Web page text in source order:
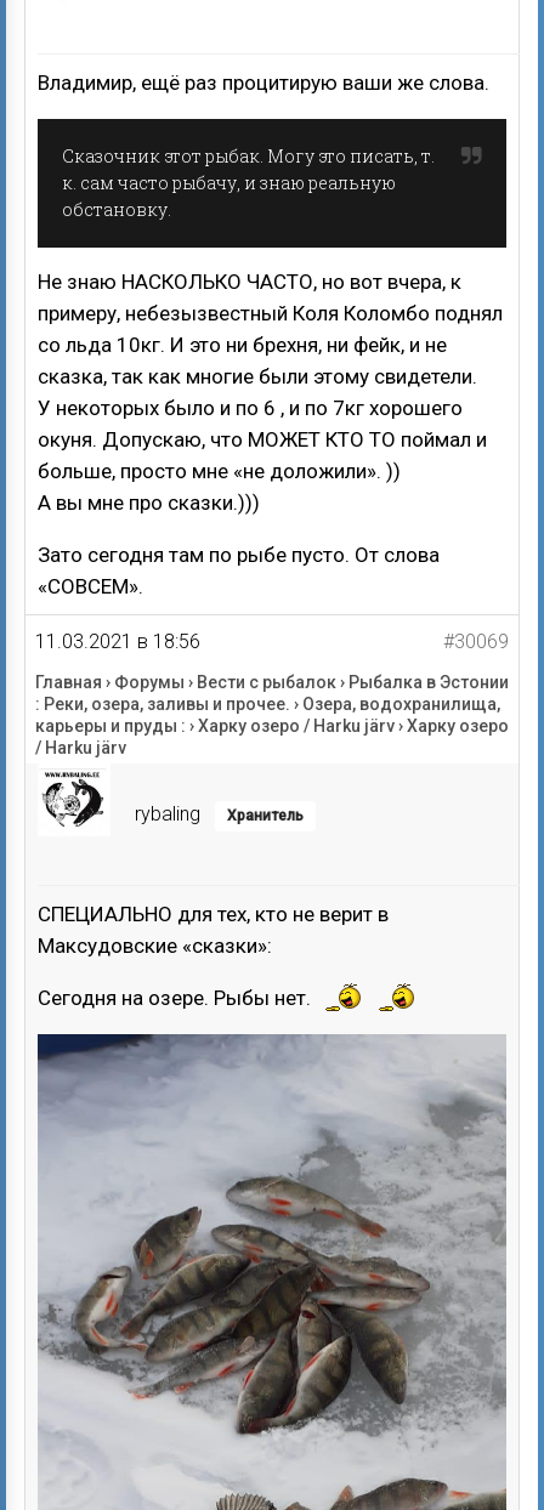
Владимир, ещё раз процитирую ваши же слова.
Сказочник этот рыбак. Могу это писать, т.
к. сам часто рыбачу, и знаю реальную
обстановку.
Не знаю НАСКОЛЬКО ЧАСТО, но вот вчера, к
примеру, небезызвестный Коля Коломбо поднял
со льда 10кг. И это ни брехня, ни фейк, и не
сказка, так как многие были этому свидетели.
У некоторых было и по 6 , и по 7кг хорошего
окуня. Допускаю, что МОЖЕТ КТО ТО поймал и
больше, просто мне «не доложили». ))
А вы мне про сказки.)))
Зато сегодня там по рыбе пусто. От слова
«СОВСЕМ».
11.03.2021 в 18:56 #30069
Главная › Форумы › Вести с рыбалок› Рыбалка в Эстонии
: Реки, озера, заливы и прочее. › Озера, водохранилища,
карьеры и пруды : ›Харку озеро / Harku järv›Харку озеро
/ Harku järv
rybaling Хранитель
СПЕЦИАЛЬНО для тех, кто не верит в
Максудовские «сказки»:
Сегодня на озере. Рыбы нет.